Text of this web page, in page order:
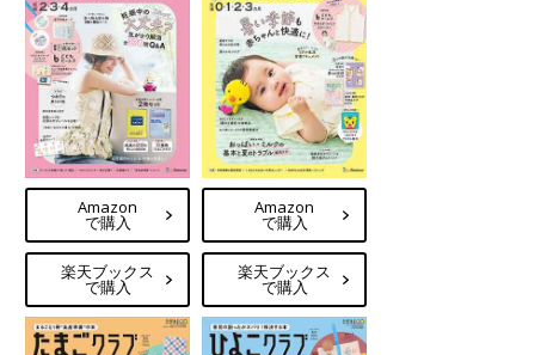
Amazon
で購入
楽天ブックス
で購入
Amazon
で購入
楽天ブックス
で購入